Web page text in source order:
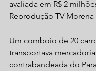
avaliada em R$ 2
Reprodução TV Morena
Um comboio de 20
transportava mercadoria
contrabandeada do